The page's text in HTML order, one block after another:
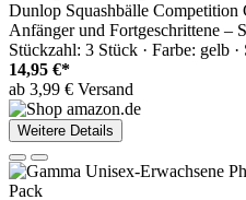
Dunlop Squashbälle
Anfänger und Fortgeschrittene –
Stückzahl: 3 Stück · Farbe: gelb ·
14,95 €*
ab 3,99 € Versand
Weitere Details